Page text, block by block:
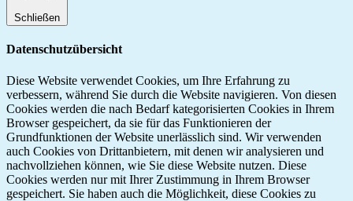
Schließen
Datenschutzübersicht
Diese Website verwendet Cookies, um Ihre Erfahrung zu
verbessern, während Sie durch die Website navigieren. Von diesen
Cookies werden die nach Bedarf kategorisierten Cookies in Ihrem
Browser gespeichert, da sie für das Funktionieren der
Grundfunktionen der Website unerlässlich sind. Wir verwenden
auch Cookies von Drittanbietern, mit denen wir analysieren und
nachvollziehen können, wie Sie diese Website nutzen. Diese
Cookies werden nur mit Ihrer Zustimmung in Ihrem Browser
gespeichert. Sie haben auch die Möglichkeit, diese Cookies zu